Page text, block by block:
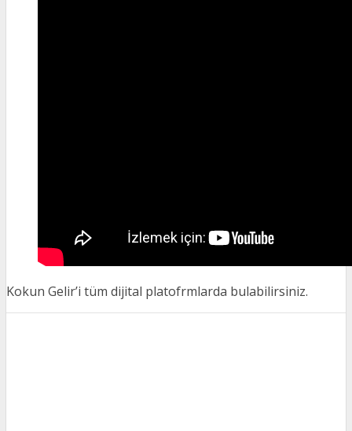
Kokun Gelir’i tüm dijital platofrmlarda bulabilirsiniz.